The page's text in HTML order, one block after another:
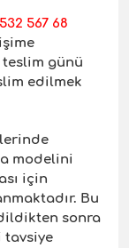
567 68
teslim günü
edilmek
modelini
için
Bu
sonra
tavsiye